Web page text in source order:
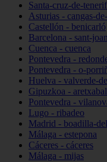
Santa-cruz-de-
Asturias - cangas-
Castellón - benicarló
Barcelona - sant-
Cuenca - cuenca
Pontevedra -
Pontevedra - o-
Huelva - valverde-
Gipuzkoa -
Pontevedra -
Lugo - ribadeo
Madrid - boadilla-
Málaga - estepona
Cáceres - cáceres
Málaga - mijas